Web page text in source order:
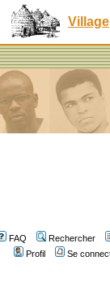
Village
FAQ
Rechercher
Profil
Se